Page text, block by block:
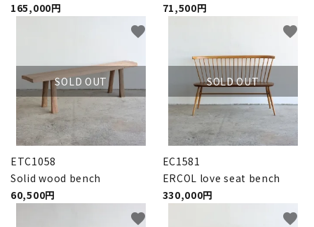
165,000円
71,500円
SOLD OUT
ETC1058
Solid wood bench
60,500円
favorite
SOLD OUT
EC1581
ERCOL love seat bench
330,000円
favorite
favorite favorite